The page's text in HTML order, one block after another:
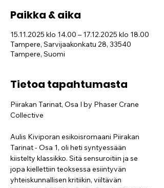
Paikka & aika
15.11.2025 klo 14.00 – 17.12.2025 klo 18.00
Tampere, Sarvijaakonkatu 28, 33540
Tampere, Suomi
Tietoa tapahtumasta
Piirakan Tarinat, Osa I by Phaser Crane
Collective
Aulis Kiviporan esikoisromaani Piirakan
Tarinat - Osa 1, oli heti syntyessään
kiistelty klassikko. Sitä sensuroitiin ja se
jopa kiellettiin teoksessa esiintyvän
yhteiskunnallisen kritiikin, viiltävän